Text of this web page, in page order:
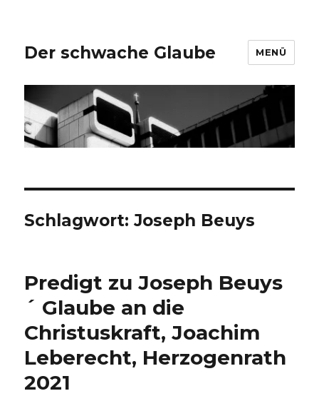
Der schwache Glaube MENÜ
Schlagwort:Joseph Beuys
Predigt zu Joseph Beuys
´ Glaube an die
Christuskraft, Joachim
Leberecht, Herzogenrath
2021